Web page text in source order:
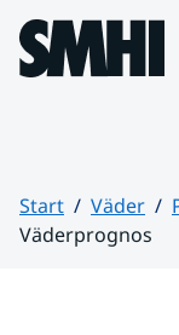
Hoppa till sidans
Start Väder
Väderprognos